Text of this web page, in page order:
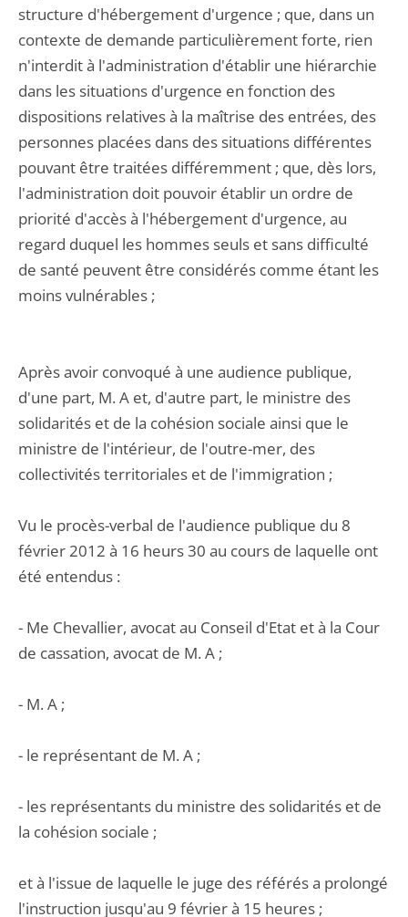
structure d'hébergement d'urgence ; que, dans un
contexte de demande particulièrement forte, rien
n'interdit à l'administration d'établir une hiérarchie
dans les situations d'urgence en fonction des
dispositions relatives à la maîtrise des entrées, des
personnes placées dans des situations différentes
pouvant être traitées différemment ; que, dès lors,
l'administration doit pouvoir établir un ordre de
priorité d'accès à l'hébergement d'urgence, au
regard duquel les hommes seuls et sans difficulté
de santé peuvent être considérés comme étant les
moins vulnérables ;
Après avoir convoqué à une audience publique,
d'une part, M. A et, d'autre part, le ministre des
solidarités et de la cohésion sociale ainsi que le
ministre de l'intérieur, de l'outre-mer, des
collectivités territoriales et de l'immigration ;
Vu le procès-verbal de l'audience publique du 8
février 2012 à 16 heurs 30 au cours de laquelle ont
été entendus :
- Me Chevallier, avocat au Conseil d'Etat et à la Cour
de cassation, avocat de M. A ;
- M. A ;
- le représentant de M. A ;
- les représentants du ministre des solidarités et de
la cohésion sociale ;
et à l'issue de laquelle le juge des référés a prolongé
l'instruction jusqu'au 9 février à 15 heures ;